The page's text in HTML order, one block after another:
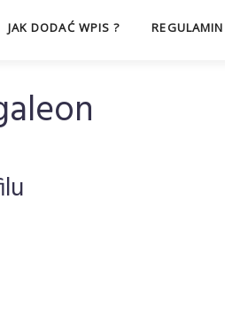
JAK DODAĆ WPIS ? REGULAMIN